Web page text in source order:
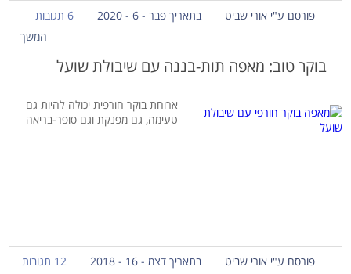
פורסם ע"י אורי שביט בתאריך פבר - 6 - 2020
6 תגובות
המשך
בוקר טוב: מאפה תות-בננה עם שיבולת שועל
ארוחת בוקר חורפית יכולה להיות גם
טעימה, גם מפנקת וגם סופר-בריאה
פורסם ע"י אורי שביט בתאריך דצמ - 16 - 2018
12 תגובות